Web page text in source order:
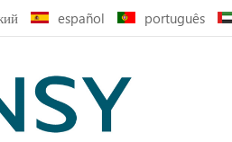
español português